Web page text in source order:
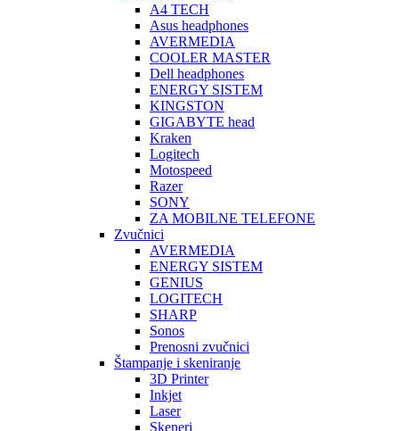
A4 TECH
Asus headphones
AVERMEDIA
COOLER MASTER
Dell headphones
ENERGY SISTEM
KINGSTON
GIGABYTE head
Kraken
Logitech
Motospeed
Razer
SONY
ZA MOBILNE TELEFONE
Zvučnici
AVERMEDIA
ENERGY SISTEM
GENIUS
LOGITECH
SHARP
Sonos
Prenosni zvučnici
Štampanje i skeniranje
3D Printer
Inkjet
Laser
Skeneri